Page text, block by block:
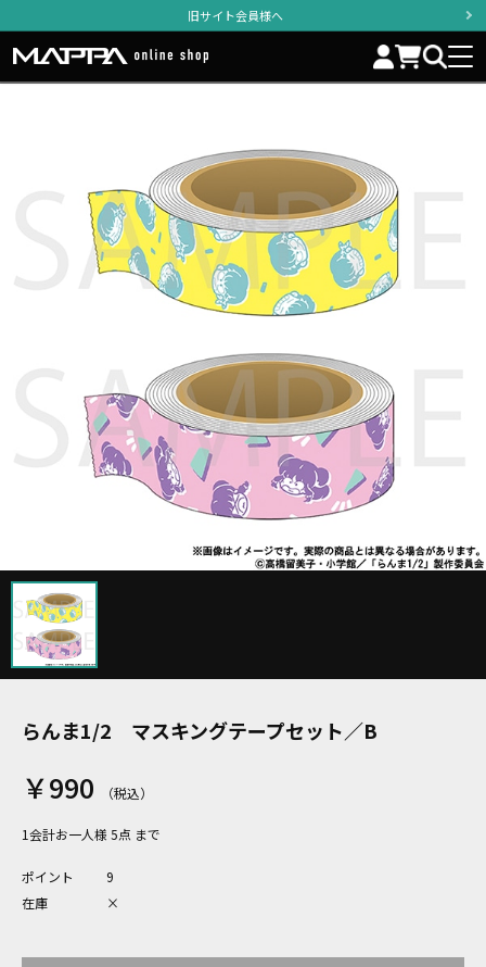
旧サイト会員様へ
らんま1/2 マスキングテープセット／B
￥990
1会計お一人様 5点 まで
ポイント
9
在庫
×